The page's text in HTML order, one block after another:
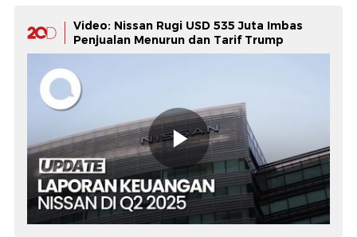
Video: Nissan Rugi USD 535 Juta Imbas
Penjualan Menurun dan Tarif Trump